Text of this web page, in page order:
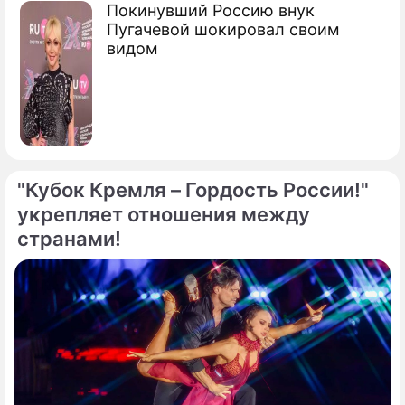
Покинувший Россию внук
Пугачевой шокировал своим
видом
"Кубок Кремля – Гордость России!"
укрепляет отношения между
странами!